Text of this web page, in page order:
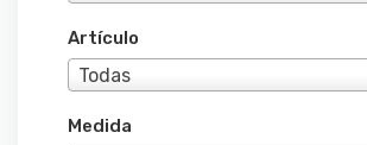
Artículo
Todas
Medida